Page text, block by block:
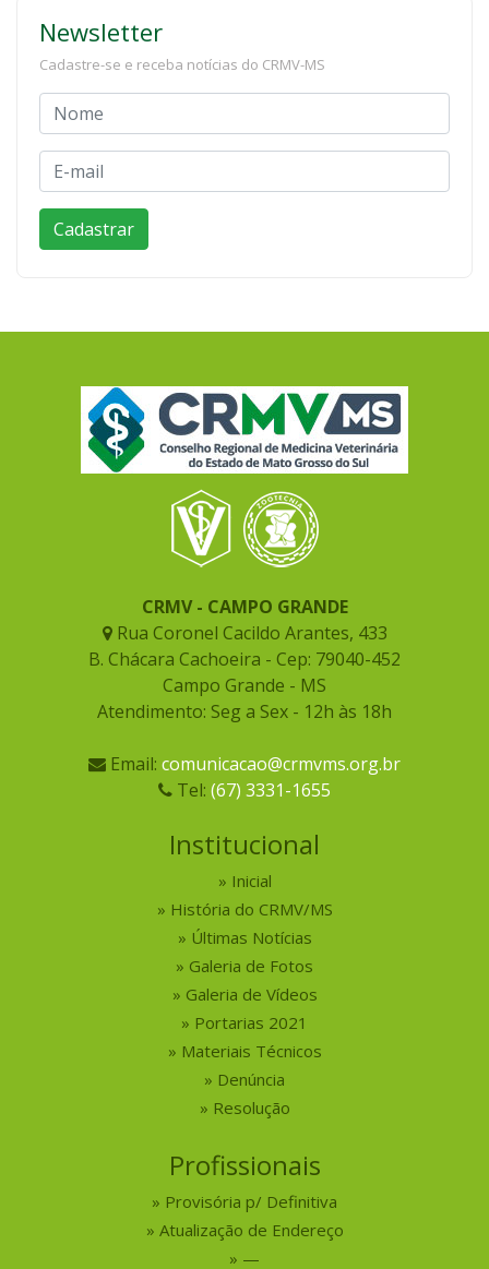
Newsletter
Cadastre-se e receba notícias do CRMV-MS
CRMV - CAMPO GRANDE
Rua Coronel Cacildo Arantes, 433
B. Chácara Cachoeira - Cep: 79040-452
Campo Grande - MS
Atendimento: Seg a Sex - 12h às 18h
Email: comunicacao@crmvms.org.br
Tel: (67) 3331-1655
Institucional
Inicial
História do CRMV/MS
Últimas Notícias
Galeria de Fotos
Galeria de Vídeos
Portarias 2021
Materiais Técnicos
Denúncia
Resolução
Profissionais
Provisória p/ Definitiva
Atualização de Endereço
—